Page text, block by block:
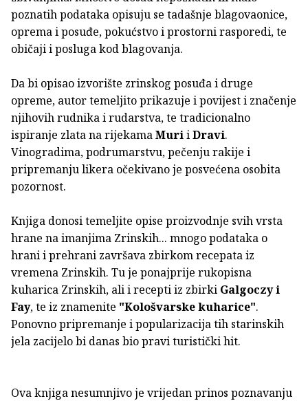
poznatih podataka opisuju se tadašnje blagovaonice,
oprema i posuđe, pokućstvo i prostorni rasporedi, te
običaji i posluga kod blagovanja.
Da bi opisao izvorište zrinskog posuđa i druge
opreme, autor temeljito prikazuje i povijest i značenje
njihovih rudnika i rudarstva, te tradicionalno
ispiranje zlata na rijekamaMuriiDravi.
Vinogradima, podrumarstvu, pečenju rakije i
pripremanju likera očekivano je posvećena osobita
pozornost.
Knjiga donosi temeljite opise proizvodnje svih vrsta
hrane na imanjima Zrinskih... mnogo podataka o
hrani i prehrani završava zbirkom recepata iz
vremena Zrinskih. Tu je ponajprije rukopisna
kuharica Zrinskih, ali i recepti iz zbirki Galgoczy i
Fay, te iz znamenite "Kološvarske kuharice".
Ponovno pripremanje i popularizacija tih starinskih
jela zacijelo bi danas bio pravi turistički hit.
Ova knjiga nesumnjivo je vrijedan prinos poznavanju